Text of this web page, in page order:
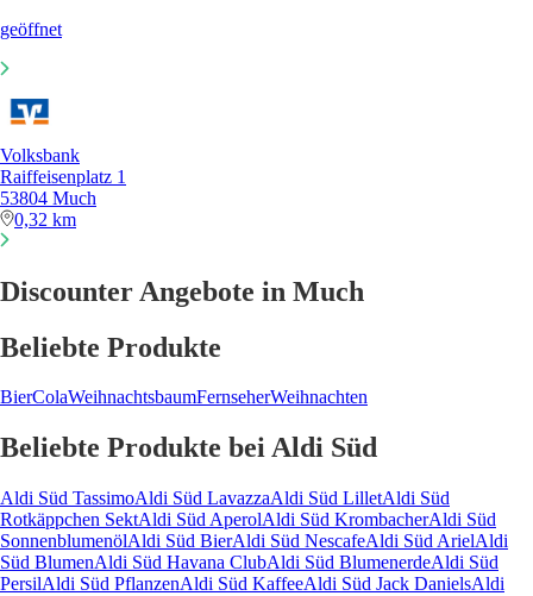
geöffnet
Volksbank
Raiffeisenplatz 1
53804 Much
0,32 km
Discounter Angebote in Much
Beliebte Produkte
BierColaWeihnachtsbaumFernseherWeihnachten
Beliebte Produkte bei Aldi Süd
Aldi Süd TassimoAldi Süd LavazzaAldi Süd LilletAldi Süd
Rotkäppchen SektAldi Süd AperolAldi Süd KrombacherAldi Süd
SonnenblumenölAldi Süd BierAldi Süd NescafeAldi Süd ArielAldi
Süd BlumenAldi Süd Havana ClubAldi Süd BlumenerdeAldi Süd
PersilAldi Süd PflanzenAldi Süd KaffeeAldi Süd Jack DanielsAldi